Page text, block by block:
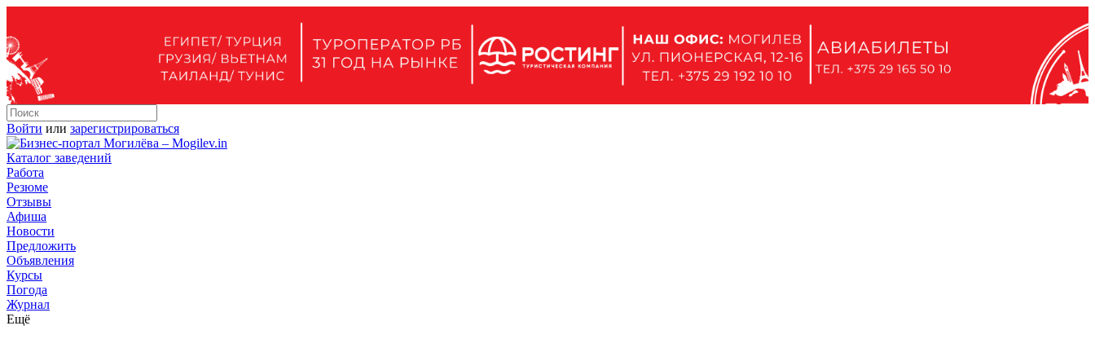
Войти или зарегистрироваться
Каталог заведений
Работа
Резюме
Отзывы
Афиша
Новости
Предложить
Объявления
Курсы
Погода
Журнал
Ещё